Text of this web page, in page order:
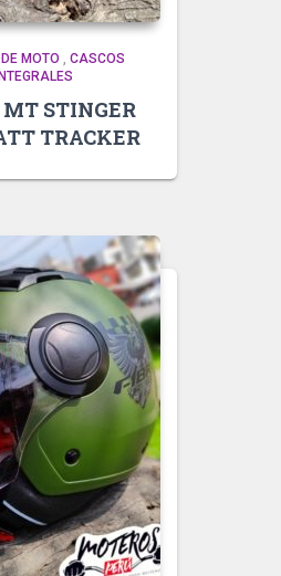
MOTO
CASCOS
MT STINGER
TRACKER